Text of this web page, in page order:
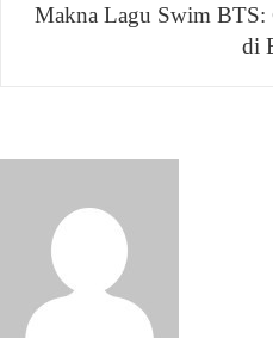
Makna Lagu Swim BTS:
di